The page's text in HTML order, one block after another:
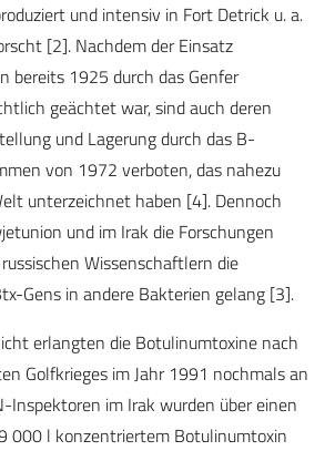
und intensiv in Fort Detrick u. a.
[2]. Nachdem der Einsatz
bereits 1925 durch das Genfer
geächtet war, sind auch deren
und Lagerung durch das B-
von 1972 verboten, das nahezu
unterzeichnet haben [4]. Dennoch
und im Irak die Forschungen
Wissenschaftlern die
Gens in andere Bakterien gelang [3].
erlangten die Botulinumtoxine nach
Golfkrieges im Jahr 1991 nochmals an
Inspektoren im Irak wurden über einen
000 l konzentriertem Botulinumtoxin